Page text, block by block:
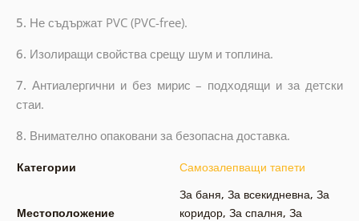
5. Не съдържат PVC (PVC-free).
6. Изолиращи свойства срещу шум и топлина.
7. Антиалергични и без мирис – подходящи и за детски
стаи.
8. Внимателно опаковани за безопасна доставка.
Категории Самозалепващи тапети
Местоположение
За баня, За всекидневна, За
коридор, За спалня, За